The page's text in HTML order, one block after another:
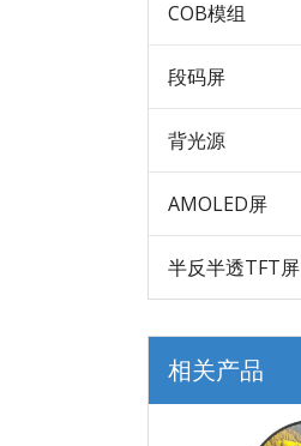
COB模组
段码屏
背光源
AMOLED屏
半反半透TFT屏
相关产品